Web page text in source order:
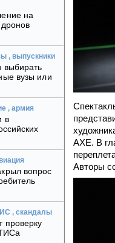
на
дронов
, выпускники
выбирать
вузы или
, армия
в
вопрос
, скандалы
проверку
АХЕ. В
Авторы